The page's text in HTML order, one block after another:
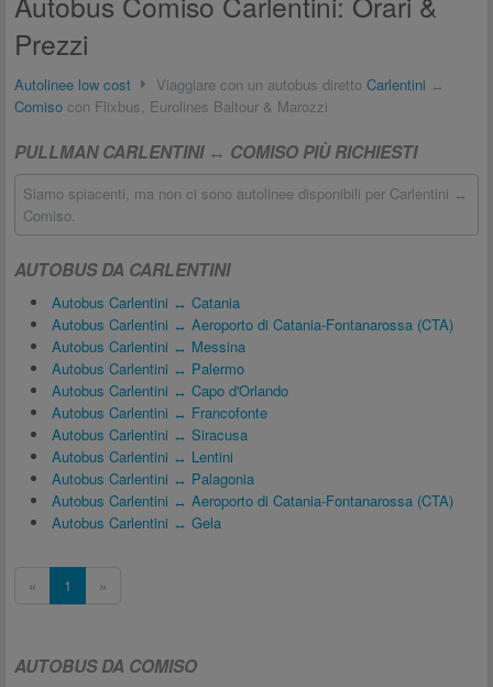
Prezzi
Autolinee low cost Viaggiare con un autobus diretto Carlentini ↔
Comiso con Flixbus, Eurolines Baltour & Marozzi
PULLMAN CARLENTINI ↔ COMISO PIÙ RICHIESTI
Siamo spiacenti, ma non ci sono autolinee disponibili per Carlentini ↔
Comiso.
AUTOBUS DA CARLENTINI
Autobus Carlentini ↔ Catania
Autobus Carlentini ↔ Aeroporto di Catania-Fontanarossa (CTA)
Autobus Carlentini ↔ Messina
Autobus Carlentini ↔ Palermo
Autobus Carlentini ↔ Capo d'Orlando
Autobus Carlentini ↔ Francofonte
Autobus Carlentini ↔ Siracusa
Autobus Carlentini ↔ Lentini
Autobus Carlentini ↔ Palagonia
Autobus Carlentini ↔ Aeroporto di Catania-Fontanarossa (CTA)
Autobus Carlentini ↔ Gela
« 1 »
AUTOBUS DA COMISO